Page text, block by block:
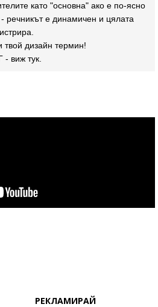
като "основна" ако е по-ясно
речникът е динамичен и цялата
дизайн термин!
- виж тук
РЕКЛАМИРАЙ